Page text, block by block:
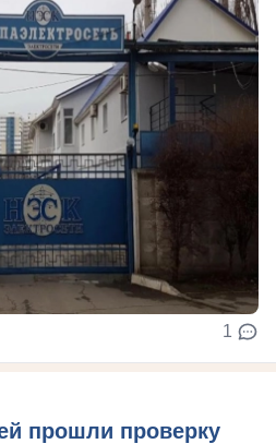
1
прошли проверку